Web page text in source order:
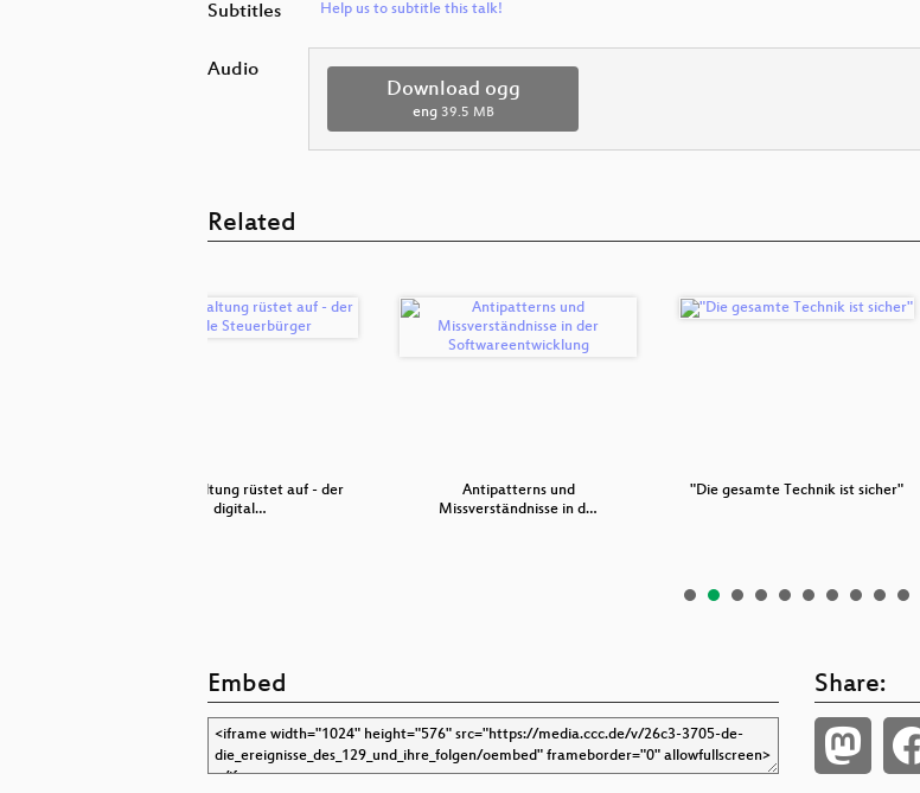
Subtitles Help us to subtitle this talk!
Audio
Download ogg
eng 39.5 MB
Related
Die Verwaltung rüstet auf - der
digital…
Antipatterns und
Missverständnisse in d…
"Die gesamte Technik ist sicher"
Embed Share: